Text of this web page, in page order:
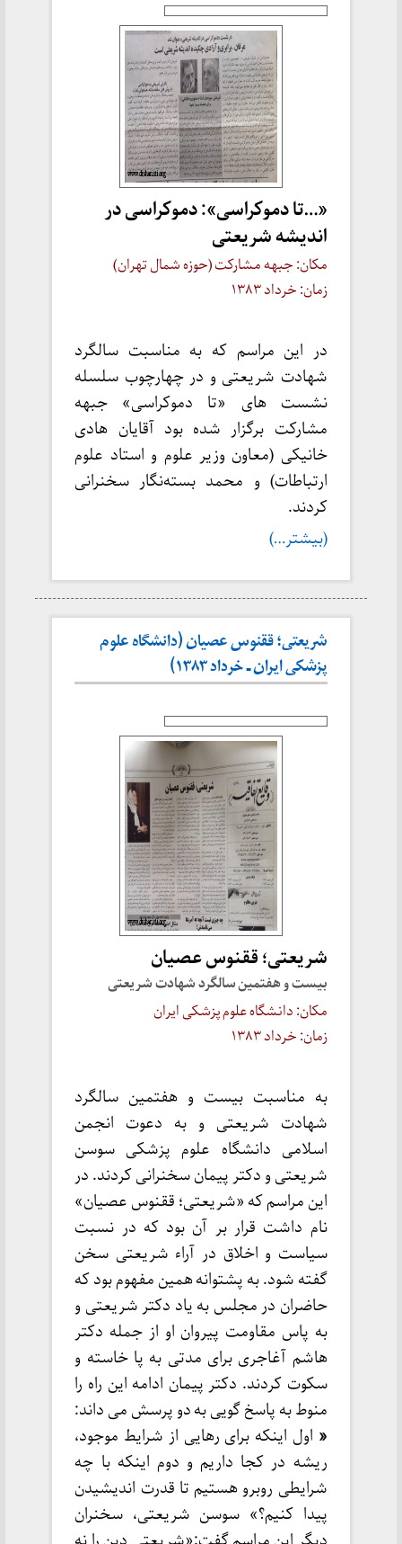
«…تا دموکراسی»: دموکراسی در
اندیشه شریعتی
مکان: جبهه مشارکت (حوزه شمال تهران)
زمان: خرداد ۱۳۸۳
در این مراسم که به مناسبت سالگرد
شهادت شریعتی و در چهارچوب سلسله
نشست های «تا دموکراسی» جبهه
مشارکت برگزار شده بود آقایان هادی
خانیکی (معاون وزیر علوم و استاد علوم
ارتباطات) و محمد بسته‌نگار سخنرانی
کردند.
(بیشتر…)
شریعتی؛ ققنوس عصیان (دانشگاه علوم
پزشکی ایران ـ خرداد ۱۳۸۳)
شریعتی؛ ققنوس عصیان
بیست و هفتمین سالگرد شهادت شریعتی
مکان: دانشگاه علوم پزشکی ایران
زمان: خرداد ۱۳۸۳
به مناسبت بیست و هفتمین سالگرد
شهادت شریعتی و به دعوت انجمن
اسلامی دانشگاه علوم پزشکی سوسن
شریعتی و دکتر پیمان سخنرانی کردند. در
این مراسم که «شریعتی؛ ققنوس عصیان»
نام داشت قرار بر آن بود که در نسبت
سیاست و اخلاق در آراء شریعتی سخن
گفته شود. به پشتوانه همین مفهوم بود که
حاضران در مجلس به یاد دکتر شریعتی و
به پاس مقاومت پیروان او از جمله دکتر
هاشم آغاجری برای مدتی به پا خاسته و
سکوت کردند. دکتر پیمان ادامه این راه را
منوط به پاسخ گویی به دو پرسش می داند:
« اول اینکه برای رهایی از شرایط موجود،
ریشه در کجا داریم و دوم اینکه با چه
شرایطی روبرو هستیم تا قدرت اندیشیدن
پیدا کنیم؟» سوسن شریعتی، سخنران